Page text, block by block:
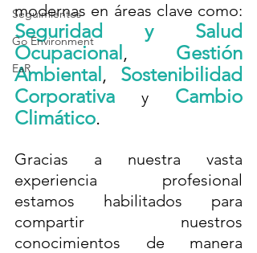
Seguimientos
Go Environment
EaR
Seguridad y Salud
Ocupacional , Gestión
Ambiental , Sostenibilidad
Corporativa y
Cambio
Climático.
Gracias a nuestra vasta
experiencia profesional
estamos habilitados para
compartir nuestros
conocimientos de manera